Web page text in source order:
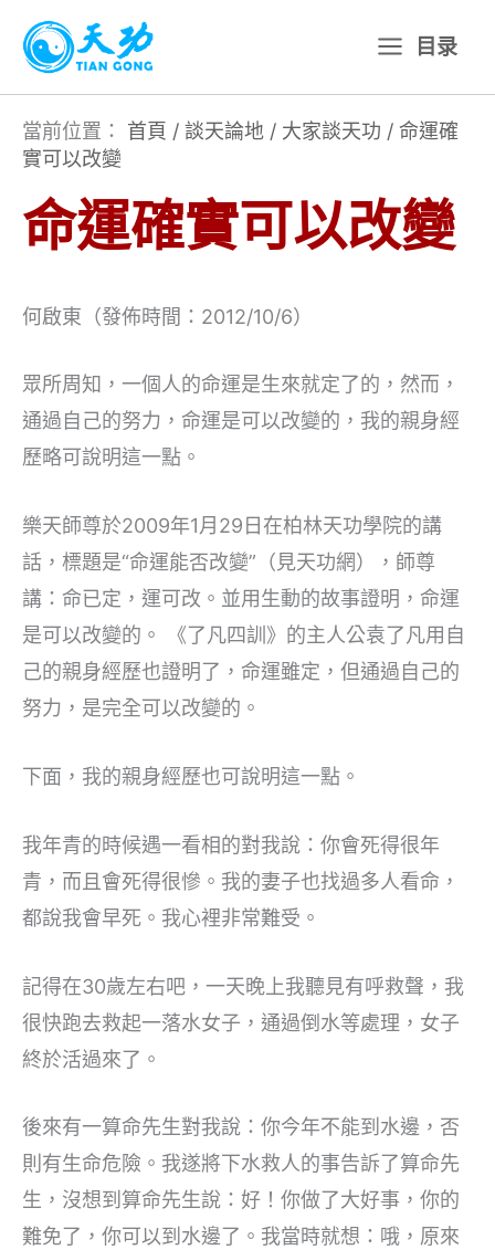
主
目录
當前位置： 首頁 / 談天論地 / 大家談天功 / 命運確
實可以改變
命運確實可以改變
何啟東（發佈時間：2012/10/6）
眾所周知，一個人的命運是生來就定了的，然而，
通過自己的努力，命運是可以改變的，我的親身經
歷略可說明這一點。
樂天師尊於2009年1月29日在柏林天功學院的講
話，標題是“命運能否改變”（見天功網），師尊
講：命已定，運可改。並用生動的故事證明，命運
是可以改變的。 《了凡四訓》的主人公袁了凡用自
己的親身經歷也證明了，命運雖定，但通過自己的
努力，是完全可以改變的。
下面，我的親身經歷也可說明這一點。
我年青的時候遇一看相的對我說：你會死得很年
青，而且會死得很慘。我的妻子也找過多人看命，
都說我會早死。我心裡非常難受。
記得在30歲左右吧，一天晚上我聽見有呼救聲，我
很快跑去救起一落水女子，通過倒水等處理，女子
終於活過來了。
後來有一算命先生對我說：你今年不能到水邊，否
則有生命危險。我遂將下水救人的事告訴了算命先
生，沒想到算命先生說：好！你做了大好事，你的
難免了，你可以到水邊了。我當時就想：哦，原來